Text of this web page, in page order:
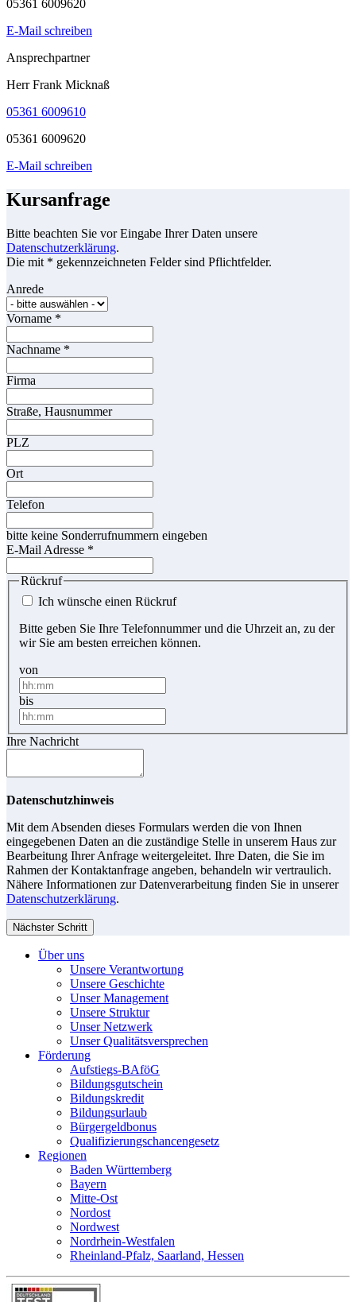
05361 6009620
E-Mail schreiben
Ansprechpartner
Herr Frank Micknaß
05361 6009610
05361 6009620
E-Mail schreiben
Kursanfrage
Bitte beachten Sie vor Eingabe Ihrer Daten unsere
Datenschutzerklärung.
Die mit * gekennzeichneten Felder sind Pflichtfelder.
Anrede
Vorname *
Nachname *
Firma
Straße, Hausnummer
PLZ
Ort
Telefon
bitte keine Sonderrufnummern eingeben
E-Mail Adresse *
Rückruf
Ich wünsche einen Rückruf
Bitte geben Sie Ihre Telefonnummer und die Uhrzeit an, zu der
wir Sie am besten erreichen können.
von
bis
Ihre Nachricht
Datenschutzhinweis
Mit dem Absenden dieses Formulars werden die von Ihnen
eingegebenen Daten an die zuständige Stelle in unserem Haus zur
Bearbeitung Ihrer Anfrage weitergeleitet. Ihre Daten, die Sie im
Rahmen der Kontaktanfrage angeben, behandeln wir vertraulich.
Nähere Informationen zur Datenverarbeitung finden Sie in unserer
Datenschutzerklärung.
Nächster Schritt
Über uns
Unsere Verantwortung
Unsere Geschichte
Unser Management
Unsere Struktur
Unser Netzwerk
Unser Qualitätsversprechen
Förderung
Aufstiegs-BAföG
Bildungsgutschein
Bildungskredit
Bildungsurlaub
Bürgergeldbonus
Qualifizierungschancengesetz
Regionen
Baden Württemberg
Bayern
Mitte-Ost
Nordost
Nordwest
Nordrhein-Westfalen
Rheinland-Pfalz, Saarland, Hessen